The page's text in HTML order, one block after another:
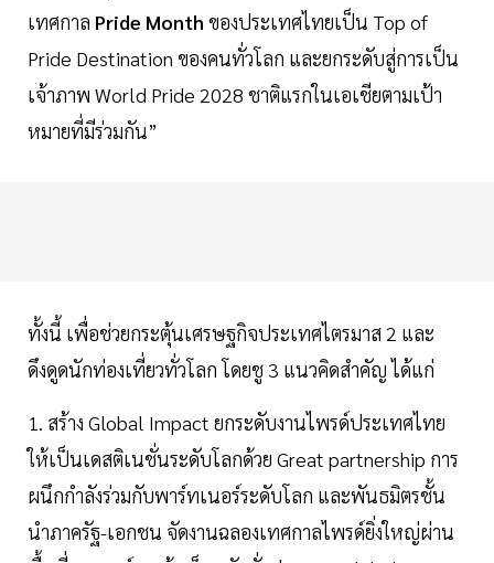
เทศกาล Pride Month ของประเทศไทยเป็น Top of
Pride Destination ของคนทั่วโลก และยกระดับสู่การเป็น
เจ้าภาพ World Pride 2028 ชาติแรกในเอเชียตามเป้า
หมายที่มีร่วมกัน”
ทั้งนี้ เพื่อช่วยกระตุ้นเศรษฐกิจประเทศไตรมาส 2 และ
ดึงดูดนักท่องเที่ยวทั่วโลก โดยชู 3 แนวคิดสำคัญ ได้แก่
1. สร้าง Global Impact ยกระดับงานไพรด์ประเทศไทย
ให้เป็นเดสติเนชั่นระดับโลกด้วย Great partnership การ
ผนึกกำลังร่วมกับพาร์ทเนอร์ระดับโลก และพันธมิตรชั้น
นำภาครัฐ-เอกชน จัดงานฉลองเทศกาลไพรด์ยิ่งใหญ่ผ่าน